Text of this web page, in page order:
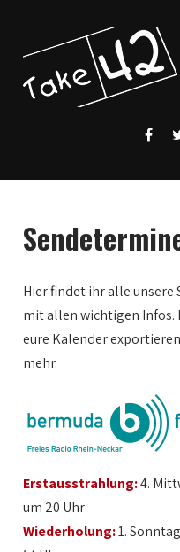
Hier findet ihr alle
mit allen wichtigen Infos.
eure Kalender
mehr.
Erstausstrahlung:4.
um 20 Uhr
Wiederholung:1.
1:00
2:00
3:00